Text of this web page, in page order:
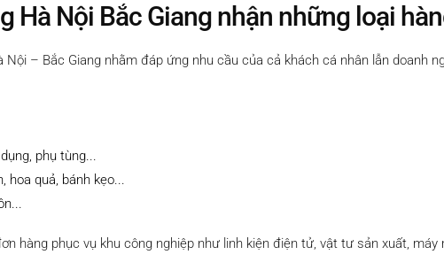
Hà Nội Bắc Giang nhận những loại
– Bắc Giang nhằm đáp ứng nhu cầu của cả khách cá nhân lẫn doanh
phụ tùng...
hoa quả, bánh kẹo...
hàng phục vụ khu công nghiệp như linh kiện điện tử, vật tư sản xuất,